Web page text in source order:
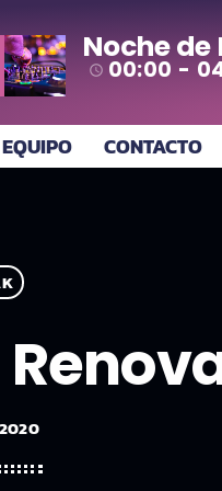
Noche de
access_time 00:00 -
EQUIPO CONTACTO